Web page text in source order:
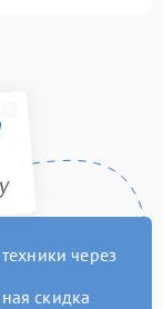
через
скидка